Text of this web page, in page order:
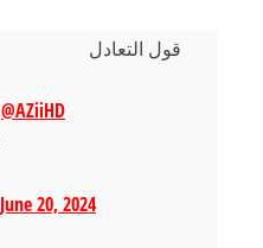
قول التعادل
@AZiiHD
June 20, 2024